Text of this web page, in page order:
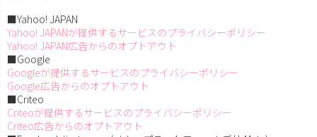
■Yahoo! JAPAN
Yahoo! JAPANが提供するサービスのプライバシーポリシー
Yahoo! JAPAN広告からのオプトアウト
■Google
Googleが提供するサービスのプライバシーポリシー
Google広告からのオプトアウト
■Criteo
Criteoが提供するサービスのプライバシーポリシー
Criteo広告からのオプトアウト